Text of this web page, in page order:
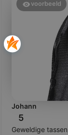
voorbeeld
Johann
5
Geweldige